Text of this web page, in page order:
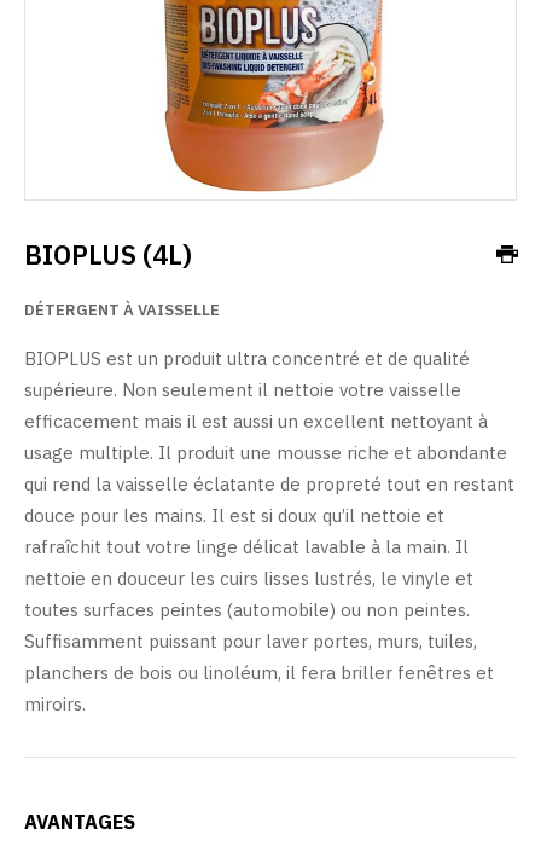
BIOPLUS (4L)
DÉTERGENT À VAISSELLE
BIOPLUS est un produit ultra concentré et de qualité
supérieure. Non seulement il nettoie votre vaisselle
efficacement mais il est aussi un excellent nettoyant à
usage multiple. Il produit une mousse riche et abondante
qui rend la vaisselle éclatante de propreté tout en restant
douce pour les mains. Il est si doux qu’il nettoie et
rafraîchit tout votre linge délicat lavable à la main. Il
nettoie en douceur les cuirs lisses lustrés, le vinyle et
toutes surfaces peintes (automobile) ou non peintes.
Suffisamment puissant pour laver portes, murs, tuiles,
planchers de bois ou linoléum, il fera briller fenêtres et
miroirs.
AVANTAGES